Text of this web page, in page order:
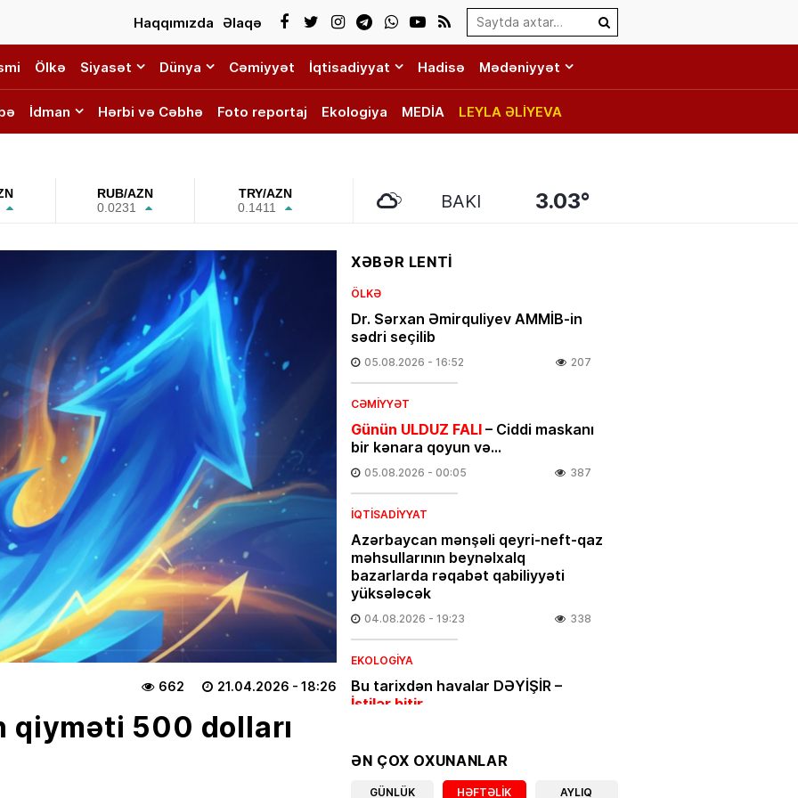
Search…
Haqqımızda Əlaqə
Ölkə Siyasət Dünya Cəmiyyət İqtisadiyyat Hadisə Mədəniyyət
İdman Hərbi və Cəbhə Foto reportaj Ekologiya MEDİA LEYLA ƏLİYEVA
RUB/AZN
0.0231
TRY/AZN
0.1411
BAKI 3.03°
21.04.2026 - 18:26
662
qiyməti 500 dolları
XƏBƏR LENTİ
ÖLKƏ
Dr. Sərxan Əmirquliyev AMMİB-in
sədri seçilib
05.08.2026 - 16:52 207
CƏMIYYƏT
Günün ULDUZ FALI– Ciddi maskanı
bir kənara qoyun və…
05.08.2026 - 00:05 387
İQTISADIYYAT
Azərbaycan mənşəli qeyri-neft-qaz
məhsullarının beynəlxalq
bazarlarda rəqabət qabiliyyəti
yüksələcək
04.08.2026 - 19:23 338
EKOLOGIYA
Bu tarixdən havalar DƏYİŞİR –
İstilər bitir
İQTISADIYYAT
ƏN ÇOX OXUNANLAR
GÜNLÜK HƏFTƏLIK AYLIQ